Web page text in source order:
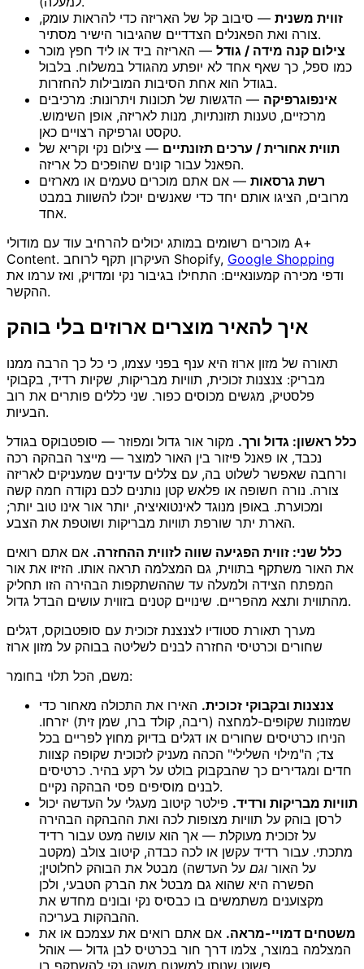
זווית משנית — סיבוב קל של האריזה כדי להראות עומק,
צורה ואת הפאנלים הצדדיים שהגיבור הישיר מסתיר.
צילום קנה מידה / גודל — האריזה ביד או ליד חפץ מוכר
כמו ספל, כך שאף אחד לא יופתע מהגודל במשלוח. בלבול
בגודל הוא אחת הסיבות המובילות להחזרות.
אינפוגרפיקה — הדגשות של תכונות ויתרונות: מרכיבים
מרכזיים, טענות תזונתיות, מנות לאריזה, אופן השימוש.
טקסט וגרפיקה רצויים כאן.
תווית אחורית / ערכים תזונתיים — צילום נקי וקריא של
הפאנל עבור קונים שהופכים כל אריזה.
רשת גרסאות — אם אתם מוכרים טעמים או מארזים
מרובים, הציגו אותם יחד כדי שאנשים יוכלו להשוות במבט
אחד.
מוכרים רשומים במותג יכולים להרחיב עוד עם מודולי A+
Content. העיקרון תקף לרוחב Shopify, Google Shopping
ודפי מכירה קמעונאיים: התחילו בגיבור נקי ומדויק, ואז ערמו את
ההקשר.
איך להאיר מוצרים ארוזים בלי בוהק
תאורה של מזון ארוז היא ענף בפני עצמו, כי כל כך הרבה ממנו
מבריק: צנצנות זכוכית, תוויות מבריקות, שקיות רדיד, בקבוקי
פלסטיק, מגשים מכוסים כפור. שני כללים פותרים את רוב
הבעיות.
כלל ראשון: גדול ורך. מקור אור גדול ומפוזר — סופטבוקס בגודל
נכבד, או פאנל פיזור בין האור למוצר — מייצר הבהקה רכה
ורחבה שאפשר לשלוט בה, עם צללים עדינים שמעניקים לאריזה
צורה. נורה חשופה או פלאש קטן נותנים לכם נקודה חמה קשה
ומכוערת. באופן מנוגד לאינטואיציה, יותר אור אינו טוב יותר;
הארת יתר שורפת תוויות מבריקות ושוטפת את הצבע.
כלל שני: זווית הפגיעה שווה לזווית ההחזרה. אם אתם רואים
את האור משתקף בתווית, גם המצלמה תראה אותו. הזיזו את אור
המפתח הצידה ולמעלה עד שההשתקפות הבהירה הזו תחליק
מהתווית ותצא מהפריים. שינויים קטנים בזווית עושים הבדל גדול.
מערך תאורת סטודיו לצנצנת זכוכית עם סופטבוקס, דגלים
שחורים וכרטיסי החזרה לבנים לשליטה בבוהק על מזון ארוז
משם, הכל תלוי בחומר:
צנצנות ובקבוקי זכוכית. האירו את התכולה מאחור כדי
שמזונות שקופים-למחצה (ריבה, קולד ברו, שמן זית) יזרחו.
הניחו כרטיסים שחורים או דגלים בדיוק מחוץ לפריים בכל
צד; ה"מילוי השלילי" הכהה מעניק לזכוכית שקופה קצוות
חדים ומגדירים כך שהבקבוק בולט על רקע בהיר. כרטיסים
לבנים מוסיפים פסי הבהקה נקיים.
תוויות מבריקות ורדיד. פילטר קיטוב מעגלי על העדשה יכול
לרסן בוהק על תוויות מצופות לכה ואת ההבהקה הבהירה
על זכוכית מעוקלת — אך הוא עושה מעט עבור רדיד
מתכתי. עבור רדיד עקשן או לכה כבדה, קיטוב צולב (מקטב
על האור וגם על העדשה) מבטל את הבוהק לחלוטין;
הפשרה היא שהוא גם מבטל את הברק הטבעי, ולכן
מקצוענים משתמשים בו כבסיס נקי ובונים מחדש את
ההבהקות בעריכה.
משטחים דמויי-מראה. אם אתם רואים את עצמכם או את
המצלמה במוצר, צלמו דרך חור בכרטיס לבן גדול — אוהל